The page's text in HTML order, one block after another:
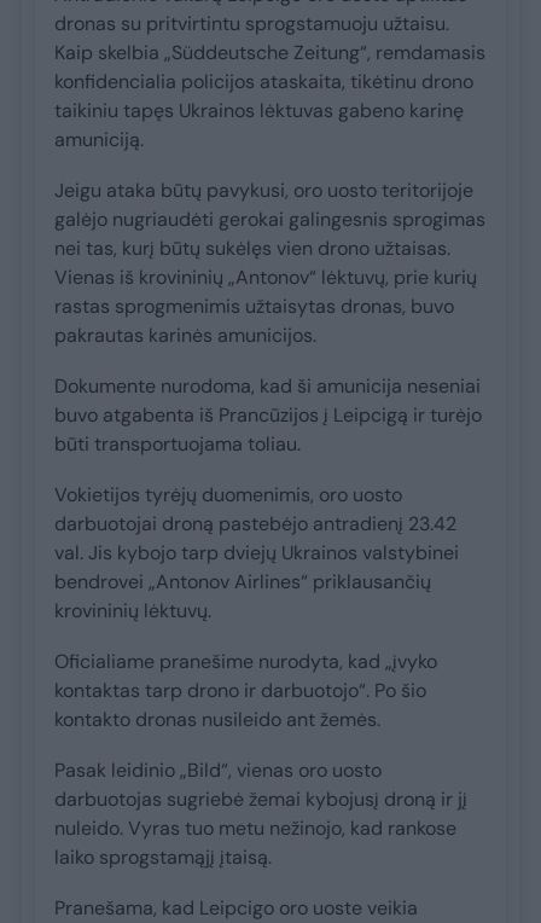
dronas su pritvirtintu sprogstamuoju užtaisu.
Kaip skelbia „Süddeutsche Zeitung“, remdamasis
konfidencialia policijos ataskaita, tikėtinu drono
taikiniu tapęs Ukrainos lėktuvas gabeno karinę
amuniciją.
Jeigu ataka būtų pavykusi, oro uosto teritorijoje
galėjo nugriaudėti gerokai galingesnis sprogimas
nei tas, kurį būtų sukėlęs vien drono užtaisas.
Vienas iš krovininių „Antonov“ lėktuvų, prie kurių
rastas sprogmenimis užtaisytas dronas, buvo
pakrautas karinės amunicijos.
Dokumente nurodoma, kad ši amunicija neseniai
buvo atgabenta iš Prancūzijos į Leipcigą ir turėjo
būti transportuojama toliau.
Vokietijos tyrėjų duomenimis, oro uosto
darbuotojai droną pastebėjo antradienį 23.42
val. Jis kybojo tarp dviejų Ukrainos valstybinei
bendrovei „Antonov Airlines“ priklausančių
krovininių lėktuvų.
Oficialiame pranešime nurodyta, kad „įvyko
kontaktas tarp drono ir darbuotojo“. Po šio
kontakto dronas nusileido ant žemės.
Pasak leidinio „Bild“, vienas oro uosto
darbuotojas sugriebė žemai kybojusį droną ir jį
nuleido. Vyras tuo metu nežinojo, kad rankose
laiko sprogstamąjį įtaisą.
Pranešama, kad Leipcigo oro uoste veikia